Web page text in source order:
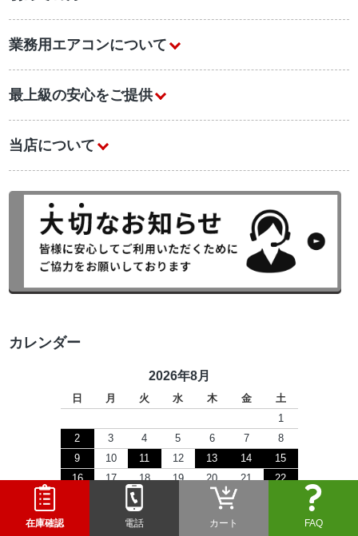
業務用エアコンについて
最上級の安心をご提供
当店について
カレンダー
2026年8月
日 月 火 水 木 金
土
1
2
3 4 5 6 7
8
9
10 11 12 13 14
15
16
17 18 19 20 21
22
27
在庫確認 電話 カート FAQ